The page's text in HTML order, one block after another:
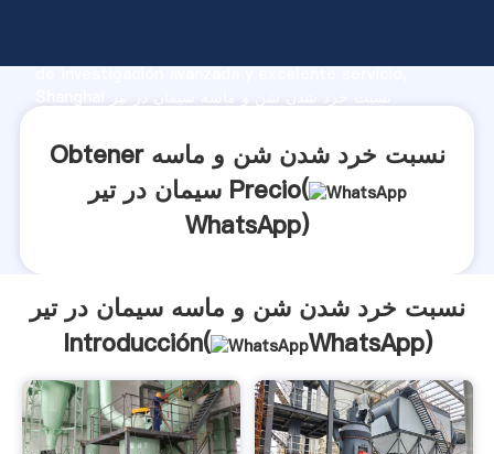
de investigación avanzada y excelente servicio,
clientes.
Obtener نسبت خرد شدن شن و ماسه
سیمان در تیر Precio(
WhatsApp)
نسبت خرد شدن شن و ماسه سیمان در تیر
Introducción(
WhatsApp)